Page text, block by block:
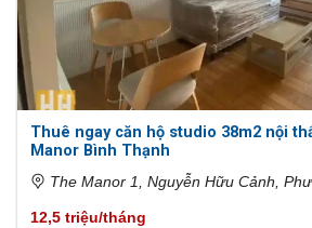
Thuê ngay căn hộ studio 38m2 nội
Manor Bình Thạnh
The Manor 1, Nguyễn Hữu Cảnh,
12,5 triệu/tháng